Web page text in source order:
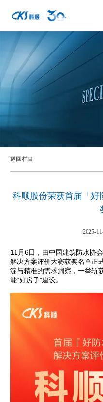
返回栏目
科顺股份荣获首届「
2025-
11月6日，由中国建筑防水协
解决方案评价大赛获奖名单正
淀与精准的需求洞察，一举斩
能“好房子”建设。